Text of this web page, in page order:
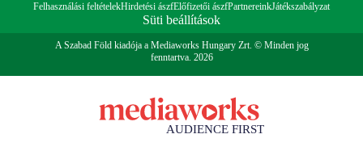
Felhasználási feltételekHirdetési ászfElőfizetői ászfPartnereinkJátékszabályzat
Süti beállítások
A Szabad Föld kiadója a Mediaworks Hungary Zrt. © Minden jog
fenntartva. 2026